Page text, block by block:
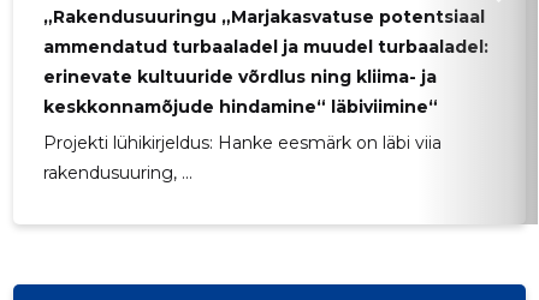
„Rakendusuuringu „Marjakasvatuse potentsiaal
ammendatud turbaaladel ja muudel turbaaladel:
erinevate kultuuride võrdlus ning kliima- ja
keskkonnamõjude hindamine“ läbiviimine“
Projekti lühikirjeldus: Hanke eesmärk on läbi viia
rakendusuuring, ...